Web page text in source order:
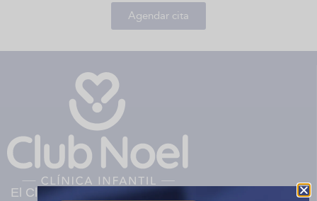
Agendar cita
El Club Noel es una clínica infantil privada sin ánimo